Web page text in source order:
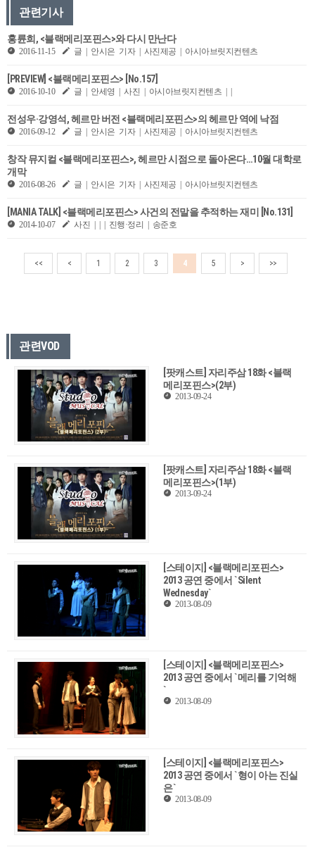
관련기사
홍륜희, <블랙메리포핀스>와 다시 만난다
2016-11-15 글 | 안시은 기자 | 사진제공 | 아시아브릿지컨텐츠
[PREVIEW] <블랙메리포핀스> [No.157]
2016-10-10 글 | 안세영 | 사진 | 아시아브릿지컨텐츠 | |
전성우·강영석, 헤르만 버전 <블랙메리포핀스>의 헤르만 역에 낙점
2016-09-12 글 | 안시은 기자 | 사진제공 | 아시아브릿지컨텐츠
창작 뮤지컬 <블랙메리포핀스>, 헤르만 시점으로 돌아온다…10월 대학로
개막
2016-08-26 글 | 안시은 기자 | 사진제공 | 아시아브릿지컨텐츠
[MANIA TALK] <블랙메리포핀스> 사건의 전말을 추적하는 재미 [No.131]
2014-10-07 사진 | | | 진행·정리 | 송준호
<< < 1 2 3 4 5 > >>
관련VOD
[팟캐스트] 자리주삼 18화 <블랙
메리포핀스>(2부)
2013-09-24
[팟캐스트] 자리주삼 18화 <블랙
메리포핀스>(1부)
2013-09-24
[스테이지] <블랙메리포핀스>
2013 공연 중에서 `Silent
Wednesday`
2013-08-09
[스테이지] <블랙메리포핀스>
2013 공연 중에서 `메리를 기억해
`
2013-08-09
[스테이지] <블랙메리포핀스>
2013 공연 중에서 `형이 아는 진실
은`
2013-08-09